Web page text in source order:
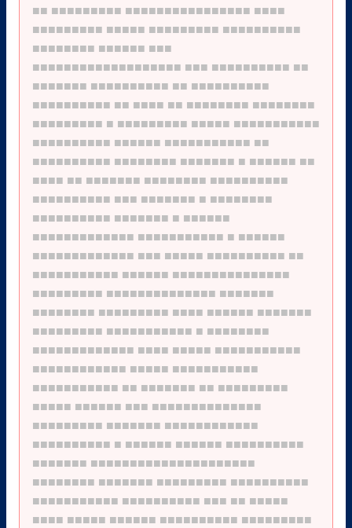
■■ ■■■■■■■■■ ■■■■■■■■■■■■■■■■ ■■■■
■■■■■■■■■ ■■■■■ ■■■■■■■■■ ■■■■■■■■■■
■■■■■■■■ ■■■■■■ ■■■
■■■■■■■■■■■■■■■■■■■ ■■■ ■■■■■■■■■■ ■■
■■■■■■■ ■■■■■■■■■■ ■■ ■■■■■■■■■■
■■■■■■■■■■ ■■ ■■■■ ■■ ■■■■■■■■ ■■■■■■■■
■■■■■■■■■ ■ ■■■■■■■■■ ■■■■■ ■■■■■■■■■■■
■■■■■■■■■■ ■■■■■■ ■■■■■■■■■■■ ■■
■■■■■■■■■■ ■■■■■■■■ ■■■■■■■ ■ ■■■■■■ ■■
■■■■ ■■ ■■■■■■■ ■■■■■■■■ ■■■■■■■■■■
■■■■■■■■■■ ■■■ ■■■■■■■ ■ ■■■■■■■■
■■■■■■■■■■ ■■■■■■■ ■ ■■■■■■
■■■■■■■■■■■■■ ■■■■■■■■■■■ ■ ■■■■■■
■■■■■■■■■■■■■ ■■■ ■■■■■ ■■■■■■■■■■ ■■
■■■■■■■■■■■ ■■■■■■ ■■■■■■■■■■■■■■■
■■■■■■■■■ ■■■■■■■■■■■■■■ ■■■■■■■
■■■■■■■■ ■■■■■■■■■ ■■■■ ■■■■■■ ■■■■■■■
■■■■■■■■■ ■■■■■■■■■■■ ■ ■■■■■■■■
■■■■■■■■■■■■■ ■■■■ ■■■■■ ■■■■■■■■■■■
■■■■■■■■■■■■ ■■■■■ ■■■■■■■■■■■
■■■■■■■■■■■ ■■ ■■■■■■■ ■■ ■■■■■■■■■
■■■■■ ■■■■■■ ■■■ ■■■■■■■■■■■■■■
■■■■■■■■■ ■■■■■■■ ■■■■■■■■■■■■
■■■■■■■■■■ ■ ■■■■■■ ■■■■■■ ■■■■■■■■■■
■■■■■■■ ■■■■■■■■■■■■■■■■■■■■■
■■■■■■■■ ■■■■■■■ ■■■■■■■■■ ■■■■■■■■■■
■■■■■■■■■■■ ■■■■■■■■■■ ■■■ ■■ ■■■■■
■■■■ ■■■■■ ■■■■■■ ■■■■■■■■■■ ■■■■■■■■■